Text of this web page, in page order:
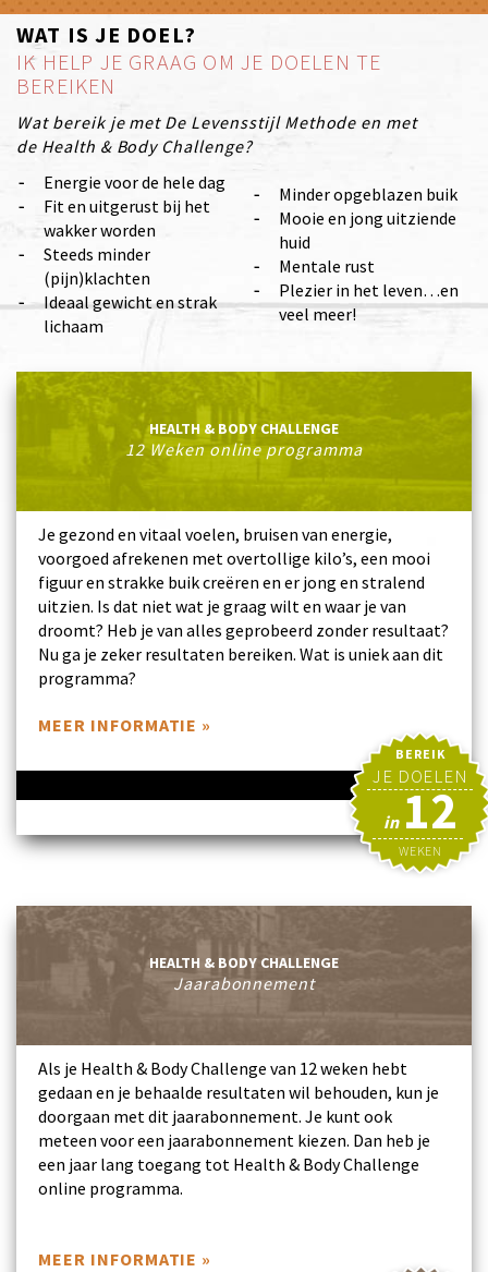
WAT IS JE DOEL?
IK HELP JE GRAAG OM JE DOELEN TE
BEREIKEN
Wat bereik je met De Levensstijl Methode en met
de Health & Body Challenge?
Energie voor de hele dag
Fit en uitgerust bij het
wakker worden
Steeds minder
(pijn)klachten
Ideaal gewicht en strak
lichaam
Minder opgeblazen buik
Mooie en jong uitziende
huid
Mentale rust
Plezier in het leven…en
veel meer!
HEALTH & BODY CHALLENGE
12 Weken online programma
Je gezond en vitaal voelen, bruisen van energie,
voorgoed afrekenen met overtollige kilo’s, een mooi
figuur en strakke buik creëren en er jong en stralend
uitzien. Is dat niet wat je graag wilt en waar je van
droomt? Heb je van alles geprobeerd zonder resultaat?
Nu ga je zeker resultaten bereiken. Wat is uniek aan dit
programma?
MEER INFORMATIE »
BEREIK
JE DOELEN
in 12
WEKEN
HEALTH & BODY CHALLENGE
Jaarabonnement
Als je Health & Body Challenge van 12 weken hebt
gedaan en je behaalde resultaten wil behouden, kun je
doorgaan met dit jaarabonnement. Je kunt ook
meteen voor een jaarabonnement kiezen. Dan heb je
een jaar lang toegang tot Health & Body Challenge
online programma.
MEER INFORMATIE »